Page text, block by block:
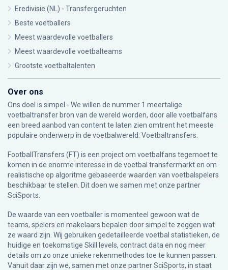
Eredivisie (NL) - Transfergeruchten
Beste voetballers
Meest waardevolle voetballers
Meest waardevolle voetbalteams
Grootste voetbaltalenten
Over ons
Ons doel is simpel - We willen de nummer 1 meertalige
voetbaltransfer bron van de wereld worden, door alle voetbalfans
een breed aanbod van content te laten zien omtrent het meeste
populaire onderwerp in de voetbalwereld: Voetbaltransfers.
FootballTransfers (FT) is een project om voetbalfans tegemoet te
komen in de enorme interesse in de voetbal transfermarkt en om
realistische op algoritme gebaseerde waarden van voetbalspelers
beschikbaar te stellen. Dit doen we samen met onze partner
SciSports
De waarde van een voetballer is momenteel gewoon wat de
teams, spelers en makelaars bepalen door simpel te zeggen wat
ze waard zijn. Wij gebruiken gedetailleerde voetbal statistieken, de
huidige en toekomstige Skill levels, contract data en nog meer
details om zo onze unieke rekenmethodes toe te kunnen passen.
Vanuit daar zijn we, samen met onze partner SciSports, in staat